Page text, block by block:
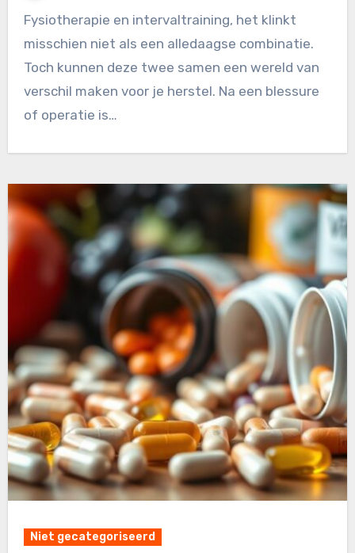
Fysiotherapie en intervaltraining, het klinkt
misschien niet als een alledaagse combinatie.
Toch kunnen deze twee samen een wereld van
verschil maken voor je herstel. Na een blessure
of operatie is…
Niet gecategoriseerd